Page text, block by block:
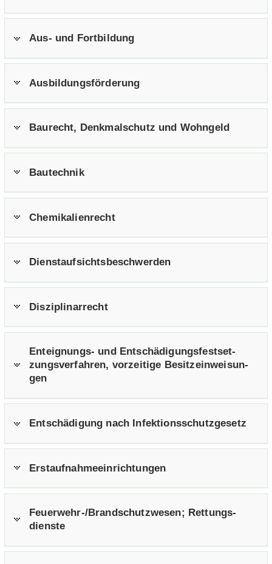
Aus- und Fort­bil­dung
Aus­bil­dungs­för­de­rung
Bau­recht, Denk­mal­schutz und Wohn­geld
Bau­tech­nik
Che­mi­ka­li­en­recht
Dienst­auf­sichts­be­schwer­den
Dis­zi­pli­nar­recht
Enteignungs-​ und Ent­schä­di­gungs­fest­set­
zungs­ver­fah­ren, vor­zei­ti­ge Be­sitz­ein­wei­sun­
gen
Ent­schä­di­gung nach In­fek­ti­ons­schutz­ge­setz
Erst­auf­nah­me­ein­rich­tun­gen
Feuerwehr-​/Brand­schutz­we­sen; Ret­tungs­
diens­te